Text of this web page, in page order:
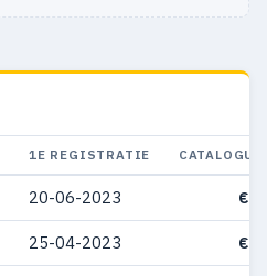
1E REGISTRATIE
20-06-2023 €
25-04-2023 €